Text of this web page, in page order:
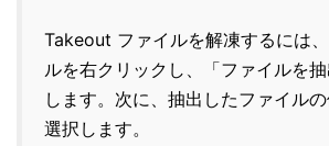
Takeout ファイルを解凍するには
ルを右クリックし、「ファイルを
します。次に、抽出したファイル
選択します。